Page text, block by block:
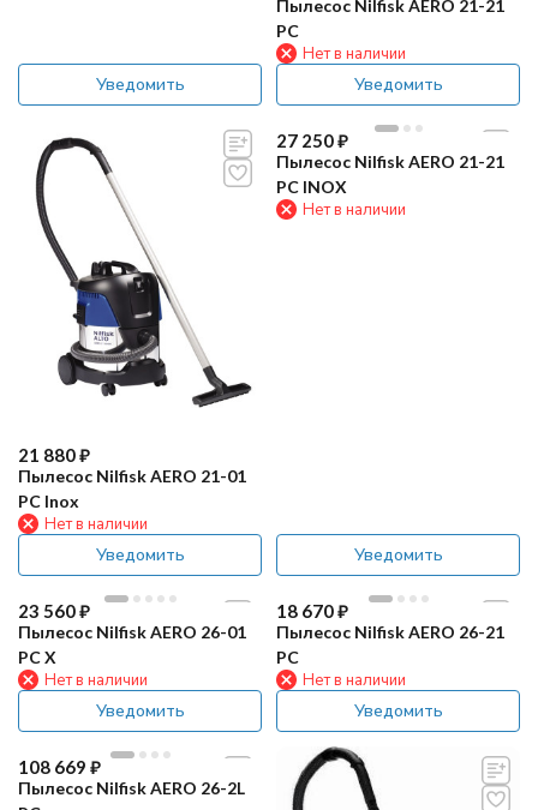
Уведомить
Пылесос Nilfisk AERO 21-21
PC
Нет в наличии
Уведомить
21 880₽
Пылесос Nilfisk AERO 21-01
PC Inox
Нет в наличии
Уведомить
27 250₽
Пылесос Nilfisk AERO 21-21
PC INOX
Нет в наличии
Уведомить
23 560₽
Пылесос Nilfisk AERO 26-01
PC X
Нет в наличии
Уведомить
18 670₽
Пылесос Nilfisk AERO 26-21
PC
Нет в наличии
Уведомить
108 669 ₽
Пылесос Nilfisk AERO 26-2L